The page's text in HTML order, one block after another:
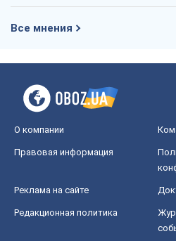
Все мнения
О компании
Правовая информация
Реклама на сайте
Редакционная политика